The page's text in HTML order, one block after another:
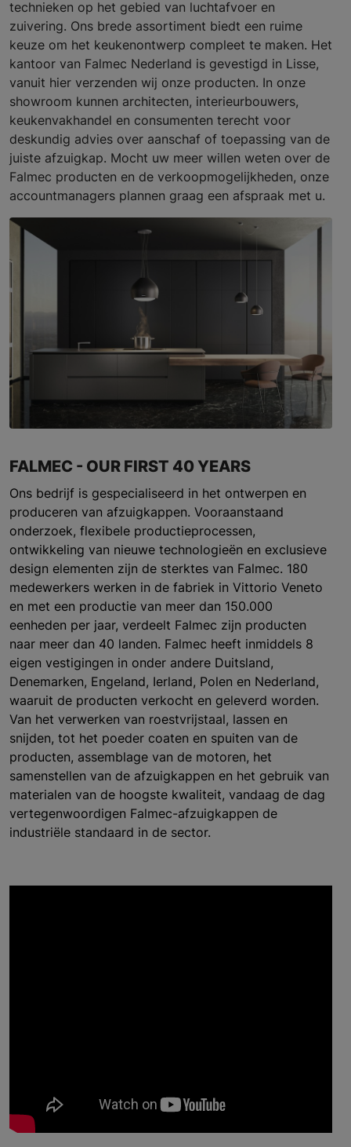
technieken op het gebied van luchtafvoer en
zuivering. Ons brede assortiment biedt een ruime
keuze om het keukenontwerp compleet te maken. Het
kantoor van Falmec Nederland is gevestigd in Lisse,
vanuit hier verzenden wij onze producten. In onze
showroom kunnen architecten, interieurbouwers,
keukenvakhandel en consumenten terecht voor
deskundig advies over aanschaf of toepassing van de
juiste afzuigkap. Mocht uw meer willen weten over de
Falmec producten en de verkoopmogelijkheden, onze
accountmanagers plannen graag een afspraak met u.
FALMEC - OUR FIRST 40 YEARS
Ons bedrijf is gespecialiseerd in het ontwerpen en
produceren van afzuigkappen. Vooraanstaand
onderzoek, flexibele productieprocessen,
ontwikkeling van nieuwe technologieën en exclusieve
design elementen zijn de sterktes van Falmec. 180
medewerkers werken in de fabriek in Vittorio Veneto
en met een productie van meer dan 150.000
eenheden per jaar, verdeelt Falmec zijn producten
naar meer dan 40 landen. Falmec heeft inmiddels 8
eigen vestigingen in onder andere Duitsland,
Denemarken, Engeland, Ierland, Polen en Nederland,
waaruit de producten verkocht en geleverd worden.
Van het verwerken van roestvrijstaal, lassen en
snijden, tot het poeder coaten en spuiten van de
producten, assemblage van de motoren, het
samenstellen van de afzuigkappen en het gebruik van
materialen van de hoogste kwaliteit, vandaag de dag
vertegenwoordigen Falmec-afzuigkappen de
industriële standaard in de sector.